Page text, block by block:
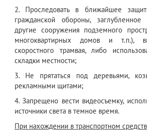
2. Проследовать в ближайшее
гражданской обороны,
другие сооружения подземного
многоквартирных домов и т.п.),
скоростного трамвая, либо
складки местности;
3. Не прятаться под деревьями,
рекламными щитами;
4. Запрещено вести видеосъемку,
источники света в темное время.
При нахождении в транспортном